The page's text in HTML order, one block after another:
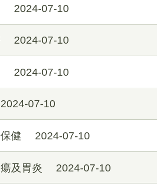
2024-07-10
2024-07-10
2024-07-10
2024-07-10
健 2024-07-10
及胃炎 2024-07-10